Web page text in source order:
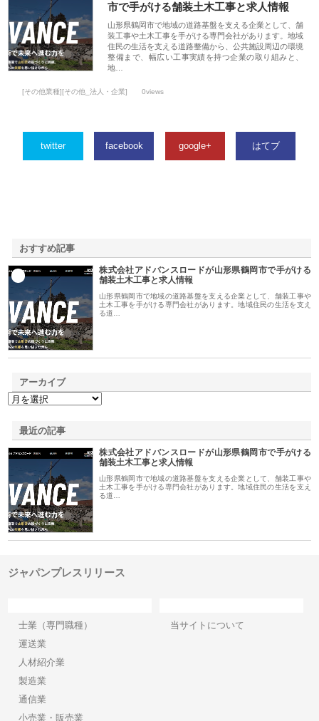
市で手がける舗装土木工事と求人情報
山形県鶴岡市で地域の道路基盤を支える企業として、舗
装工事や土木工事を手がける専門会社があります。地域
住民の生活を支える道路整備から、公共施設周辺の環境
整備まで、幅広い工事実績を持つ企業の取り組みと、
地…
[その他業種][その他_法人・企業] 0views
twitter facebook google+ はてブ
おすすめ記事
株式会社アドバンスロードが山形県鶴岡市で手がける
舗装土木工事と求人情報
山形県鶴岡市で地域の道路基盤を支える企業として、舗装工事や
土木工事を手がける専門会社があります。地域住民の生活を支え
る道…
アーカイブ
最近の記事
株式会社アドバンスロードが山形県鶴岡市で手がける
舗装土木工事と求人情報
山形県鶴岡市で地域の道路基盤を支える企業として、舗装工事や
土木工事を手がける専門会社があります。地域住民の生活を支え
る道…
ジャパンプレスリリース
士業（専門職種）
運送業
人材紹介業
製造業
通信業
小売業・販売業
当サイトについて